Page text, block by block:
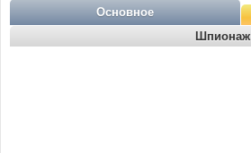
Основное
Шпионаж